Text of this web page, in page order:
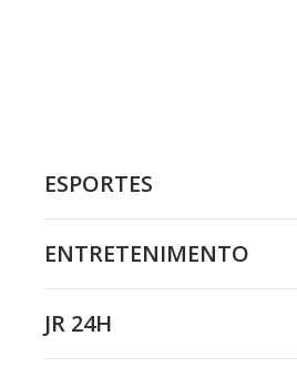
ESPORTES
ENTRETENIMENTO
JR 24H